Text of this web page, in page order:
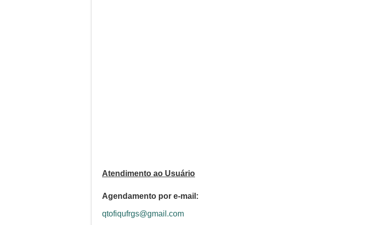
Atendimento ao Usuário
Agendamento por e-mail:
qtofiqufrgs@gmail.com